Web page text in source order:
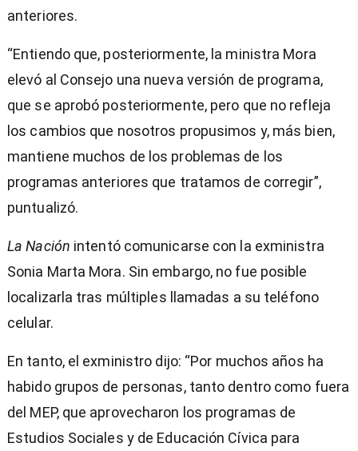
anteriores.
“Entiendo que, posteriormente, la ministra Mora
elevó al Consejo una nueva versión de programa,
que se aprobó posteriormente, pero que no refleja
los cambios que nosotros propusimos y, más bien,
mantiene muchos de los problemas de los
programas anteriores que tratamos de corregir”,
puntualizó.
La Nación intentó comunicarse con la exministra
Sonia Marta Mora. Sin embargo, no fue posible
localizarla tras múltiples llamadas a su teléfono
celular.
En tanto, el exministro dijo: “Por muchos años ha
habido grupos de personas, tanto dentro como fuera
del MEP, que aprovecharon los programas de
Estudios Sociales y de Educación Cívica para